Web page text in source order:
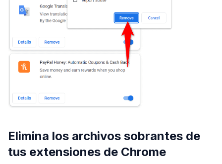
Elimina los archivos sobrantes de
tus extensiones de Chrome